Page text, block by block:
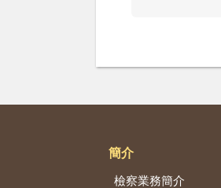
簡介
檢察業務簡介